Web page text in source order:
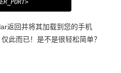
返回并将其加载到您的手机
此而已！是不是很轻松简单？